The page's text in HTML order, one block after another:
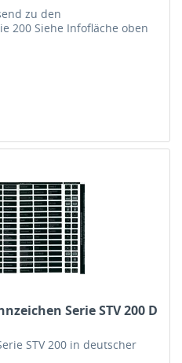
zu den
200 Siehe Infofläche oben
Serie STV 200 D
STV 200 in deutscher